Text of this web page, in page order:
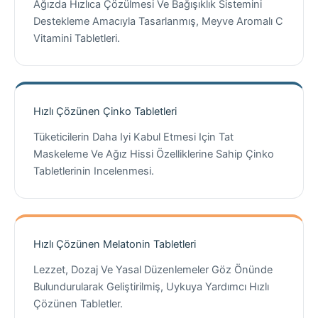
Ağızda Hızlıca Çözülmesi Ve Bağışıklık Sistemini
Destekleme Amacıyla Tasarlanmış, Meyve Aromalı C
Vitamini Tabletleri.
Hızlı Çözünen Çinko Tabletleri
Tüketicilerin Daha Iyi Kabul Etmesi Için Tat
Maskeleme Ve Ağız Hissi Özelliklerine Sahip Çinko
Tabletlerinin Incelenmesi.
Hızlı Çözünen Melatonin Tabletleri
Lezzet, Dozaj Ve Yasal Düzenlemeler Göz Önünde
Bulundurularak Geliştirilmiş, Uykuya Yardımcı Hızlı
Çözünen Tabletler.